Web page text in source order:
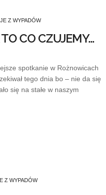
Z WYPADÓW
CO CZUJEMY…
spotkanie w Rożnowicach
tego dnia bo – nie da się
się na stałe w naszym
Z WYPADÓW